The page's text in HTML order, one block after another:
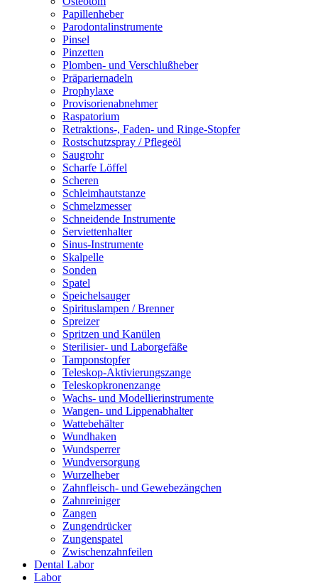
Papillenheber
Parodontalinstrumente
Pinsel
Pinzetten
Plomben- und Verschlußheber
Präpariernadeln
Prophylaxe
Provisorienabnehmer
Raspatorium
Retraktions-, Faden- und Ringe-Stopfer
Rostschutzspray / Pflegeöl
Saugrohr
Scharfe Löffel
Scheren
Schleimhautstanze
Schmelzmesser
Schneidende Instrumente
Serviettenhalter
Sinus-Instrumente
Skalpelle
Sonden
Spatel
Speichelsauger
Spirituslampen / Brenner
Spreizer
Spritzen und Kanülen
Sterilisier- und Laborgefäße
Tamponstopfer
Teleskop-Aktivierungszange
Teleskopkronenzange
Wachs- und Modellierinstrumente
Wangen- und Lippenabhalter
Wattebehälter
Wundhaken
Wundsperrer
Wundversorgung
Wurzelheber
Zahnfleisch- und Gewebezängchen
Zahnreiniger
Zangen
Zungendrücker
Zungenspatel
Zwischenzahnfeilen
Dental Labor
Labor